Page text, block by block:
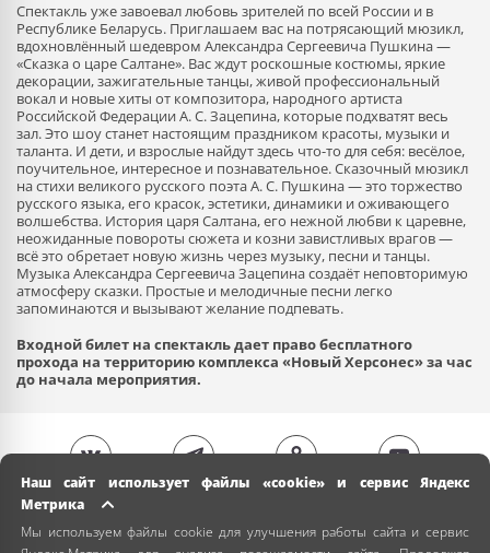
Спектакль уже завоевал любовь зрителей по всей России и в
Республике Беларусь. Приглашаем вас на потрясающий мюзикл,
вдохновлённый шедевром Александра Сергеевича Пушкина —
«Сказка о царе Салтане». Вас ждут роскошные костюмы, яркие
декорации, зажигательные танцы, живой профессиональный
вокал и новые хиты от композитора, народного артиста
Российской Федерации А. С. Зацепина, которые подхватят весь
зал. Это шоу станет настоящим праздником красоты, музыки и
таланта. И дети, и взрослые найдут здесь что-то для себя: весёлое,
поучительное, интересное и познавательное. Сказочный мюзикл
на стихи великого русского поэта А. С. Пушкина — это торжество
русского языка, его красок, эстетики, динамики и оживающего
волшебства. История царя Салтана, его нежной любви к царевне,
неожиданные повороты сюжета и козни завистливых врагов —
всё это обретает новую жизнь через музыку, песни и танцы.
Музыка Александра Сергеевича Зацепина создаёт неповторимую
атмосферу сказки. Простые и мелодичные песни легко
запоминаются и вызывают желание подпевать.
Входной билет на спектакль дает право бесплатного
прохода на территорию комплекса «Новый Херсонес» за час
до начала мероприятия.
Наш сайт использует файлы «cookie» и сервис Яндекс
Метрика
Мы используем файлы cookie для улучшения работы сайта и сервис